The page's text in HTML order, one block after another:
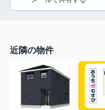
近隣の物件